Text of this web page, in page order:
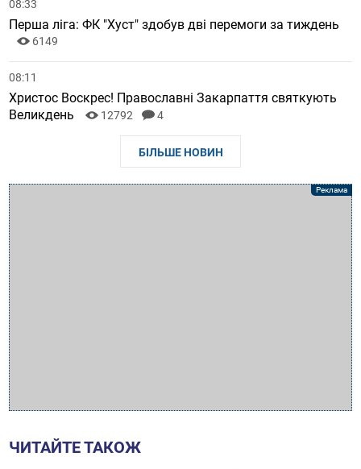
08:33
Перша ліга: ФК "Хуст" здобув дві перемоги за тиждень
6149
08:11
Христос Воскрес! Православні Закарпаття святкують
Великдень
12792 4
БІЛЬШЕ НОВИН
ЧИТАЙТЕ ТАКОЖ